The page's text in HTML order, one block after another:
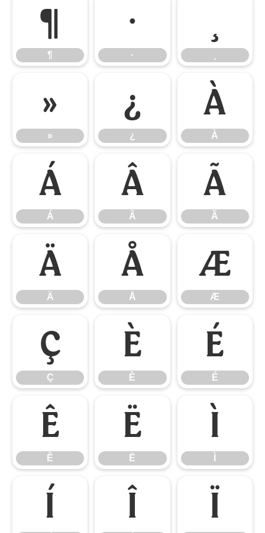
¶
¶
·
·
¸
»
»
¿
¿
À
À
Á
Á
Â
Â
Ã
Ã
Ä
Ä
Å
Å
Æ
Æ
Ç
Ç
È
È
É
É
Ê
Ê
Ë
Ë
Ì
Í Î Ï